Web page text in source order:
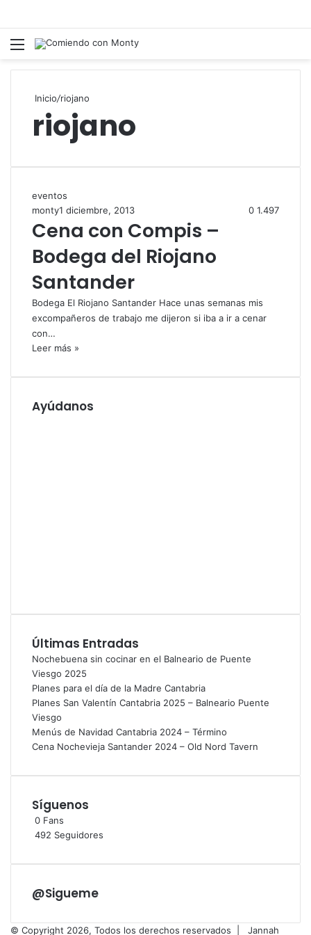
Menú
Inicio/riojano
riojano
eventos
monty1 diciembre, 2013 0 1.497
Cena con Compis –
Bodega del Riojano
Santander
Bodega El Riojano Santander Hace unas semanas mis
excompañeros de trabajo me dijeron si iba a ir a cenar
con…
Leer más »
Ayúdanos
Últimas Entradas
Nochebuena sin cocinar en el Balneario de Puente
Viesgo 2025
Planes para el día de la Madre Cantabria
Planes San Valentín Cantabria 2025 – Balneario Puente
Viesgo
Menús de Navidad Cantabria 2024 – Término
Cena Nochevieja Santander 2024 – Old Nord Tavern
Síguenos
0 Fans
492 Seguidores
@Sigueme
© Copyright 2026, Todos los derechos reservados | Jannah